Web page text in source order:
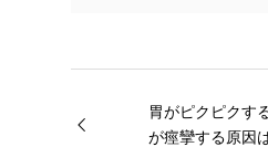
胃がピクピクす
が痙攣する原因